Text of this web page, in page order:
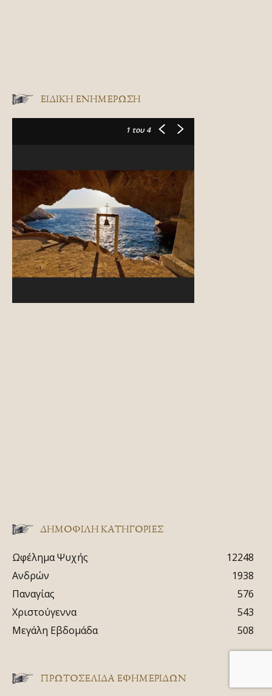
ΕΙΔΙΚΉ ΕΝΗΜΈΡΩΣΗ
1 του 4
ΔΗΜΟΦΙΛΗ ΚΑΤΗΓΟΡΙΕΣ
Ωφέλημα Ψυχής
12248
Ανδρών
1938
Παναγίας
576
Χριστούγεννα
543
Μεγάλη Εβδομάδα
508
ΠΡΩΤΟΣΈΛΙΔΑ ΕΦΗΜΕΡΊΔΩΝ